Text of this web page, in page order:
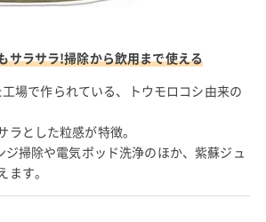
サラサラ!掃除から飲用まで使える
場で作られている、トウモロコシ由来の
ラとした粒感が特徴。
掃除や電気ポッド洗浄のほか、紫蘇ジュ
す。